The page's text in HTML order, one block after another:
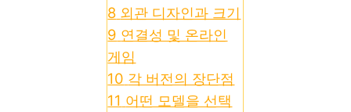
8 외관 디자인과 크기
9 연결성 및 온라인
게임
10 각 버전의 장단점
11 어떤 모델을 선택